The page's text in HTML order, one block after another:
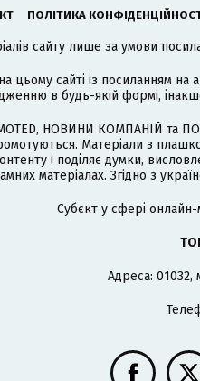
ПОЛІТИКА
сайту лише за умови
цьому сайті із посиланням на
в будь-якій формі,
НОВИНИ КОМПАНІЙ та
Матеріали з
і поділяє думки,
матеріалах. Згідно з
Cубєкт у сфері онлайн-
Адреса: 01032,